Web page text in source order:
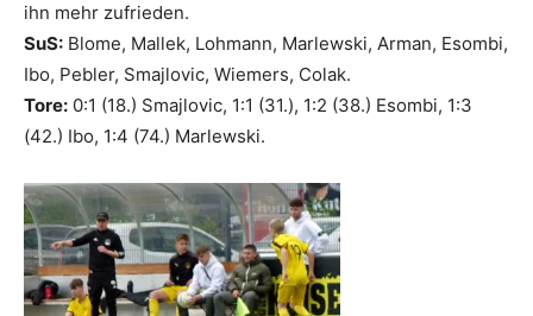
ihn mehr zufrieden.
SuS: Blome, Mallek, Lohmann, Marlewski, Arman, Esombi,
Ibo, Pebler, Smajlovic, Wiemers, Colak.
Tore: 0:1 (18.) Smajlovic, 1:1 (31.), 1:2 (38.) Esombi, 1:3
(42.) Ibo, 1:4 (74.) Marlewski.